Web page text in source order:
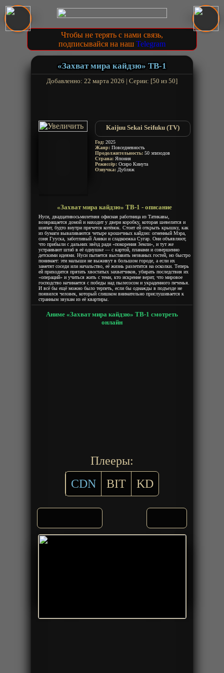
Чтобы не терять с нами связь,
подписывайся на наш Telegram
«Захват мира кайдзю» ТВ-1
Добавленно: 22 марта 2026 | Серии: [50 из 50]
Kaijuu Sekai Seifuku (TV)
Год: 2025
Жанр: Повседневность
Продолжительность: 50 эпизодов
Страна: Япония
Режиссёр: Осиро Кинута
Озвучка: Дубляж
«Захват мира кайдзю» ТВ-1 - описание
Нуси, двадцативосьмилетняя офисная работница из Татикавы,
возвращается домой и находит у двери коробку, которая шевелится и
шипит, будто внутри прячется котёнок. Стоит ей открыть крышку, как
из бумаги вываливаются четыре крошечных кайдзю: огненный Мэра,
соня Гууска, заботливый Аники и сладкоежка Сугар. Они объявляют,
что прибыли с дальних звёзд ради «покорения Земли», и тут же
устраивают штаб в её однушке — с картой, планами и совершенно
детскими идеями. Нуси пытается выставить незваных гостей, но быстро
понимает: эти малыши не выживут в большом городе, а если их
заметят соседи или начальство, её жизнь разлетится на осколки. Теперь
ей приходится прятать хвостатых захватчиков, убирать последствия их
«операций» и учиться жить с теми, кто искренне верит, что мировое
господство начинается с победы над пылесосом и украденного печенья.
И всё бы ещё можно было терпеть, если бы однажды в подъезде не
появился человек, который слишком внимательно прислушивается к
странным звукам из её квартиры.
Аниме «Захват мира кайдзю» ТВ-1 смотреть
онлайн
Плееры:
CDN
BIT KD